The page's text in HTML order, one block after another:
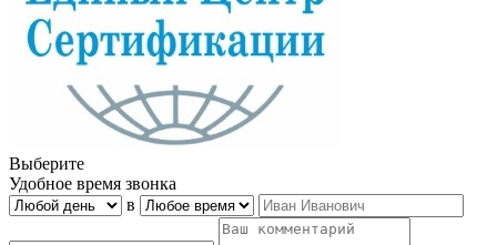
Выберите
Удобное время звонка
в